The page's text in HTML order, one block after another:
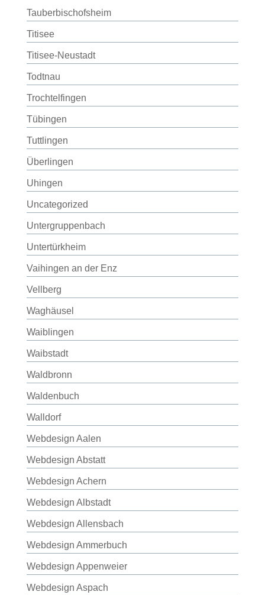
Tauberbischofsheim
Titisee
Titisee-Neustadt
Todtnau
Trochtelfingen
Tübingen
Tuttlingen
Überlingen
Uhingen
Uncategorized
Untergruppenbach
Untertürkheim
Vaihingen an der Enz
Vellberg
Waghäusel
Waiblingen
Waibstadt
Waldbronn
Waldenbuch
Walldorf
Webdesign Aalen
Webdesign Abstatt
Webdesign Achern
Webdesign Albstadt
Webdesign Allensbach
Webdesign Ammerbuch
Webdesign Appenweier
Webdesign Aspach